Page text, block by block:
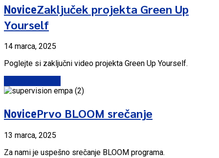
NoviceZaključek projekta Green Up
Yourself
14 marca, 2025
Poglejte si zaključni video projekta Green Up Yourself.
NovicePrvo BLOOM srečanje
13 marca, 2025
Za nami je uspešno srečanje BLOOM programa.